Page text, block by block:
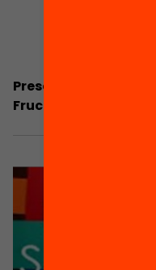
Presentació: Les
Fructuós Gelabert,